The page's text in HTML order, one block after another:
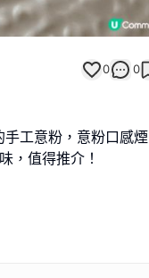
0 0
工意粉，意粉口感煙